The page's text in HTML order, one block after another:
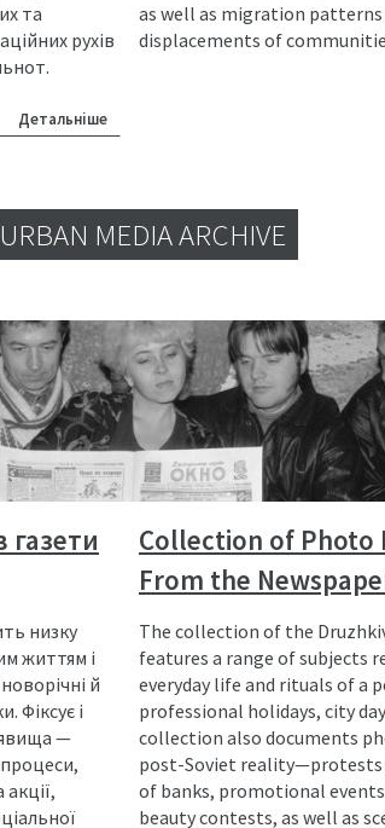
та
рухів
Детальніше
as well as migration patterns
displacements of
URBAN MEDIA ARCHIVE
газети
низку
життям і
й
Фіксує і
явища —
Сollection of Photo
From the
The collection of the
features a range of subjects
everyday life and rituals of a
professional holidays, city
collection also documents
post-Soviet reality—protests
of banks, promotional
beauty contests, as well as